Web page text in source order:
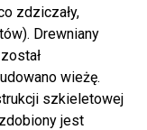
zdziczały,
Drewniany
wieżę.
szkieletowej
jest